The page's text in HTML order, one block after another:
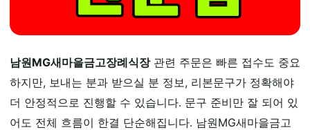
남원MG새마을금고장례식장관련 주문은 빠른 접수도 중요
하지만, 보내는 분과 받으실 분 정보, 리본문구가 정확해야
더 안정적으로 진행할 수 있습니다. 문구 준비만 잘 되어 있
어도 전체 흐름이 한결 단순해집니다. 남원MG새마을금고